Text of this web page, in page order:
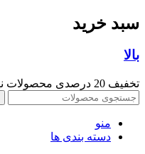
سبد خرید
بالا
تخفیف 20 درصدی محصولات نیاک!
منو
دسته بندی ها